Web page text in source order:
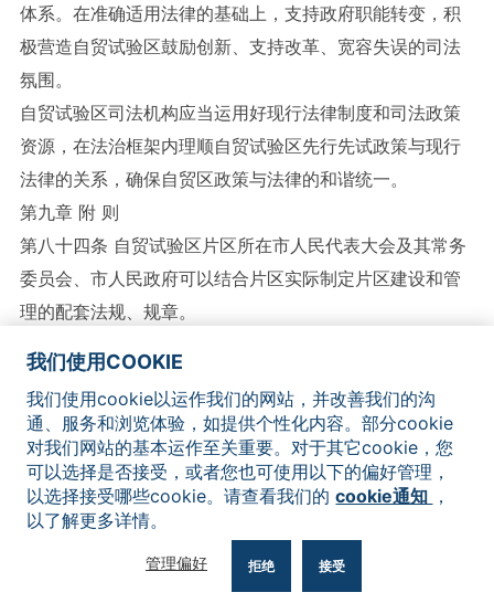
我们使用COOKIE
我们使用cookie以运作我们的网站，并改善我们的沟
通、服务和浏览体验，如提供个性化内容。部分cookie
对我们网站的基本运作至关重要。对于其它cookie，您
可以选择是否接受，或者您也可使用以下的偏好管理，
以选择接受哪些cookie。请查看我们的cookie通知 ，
以了解更多详情。
管理偏好 拒绝 接受
体系。在准确适用法律的基础上，支持政府职能转变，积
极营造自贸试验区鼓励创新、支持改革、宽容失误的司法
氛围。
自贸试验区司法机构应当运用好现行法律制度和司法政策
资源，在法治框架内理顺自贸试验区先行先试政策与现行
法律的关系，确保自贸区政策与法律的和谐统一。
第九章 附 则
第八十四条 自贸试验区片区所在市人民代表大会及其常务
委员会、市人民政府可以结合片区实际制定片区建设和管
理的配套法规、规章。
广东省人民代表大会常务委员会
2016年5月25日
网站地图 联系我们